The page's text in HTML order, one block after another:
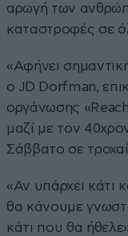
αρωγή των
καταστροφές σε
«Αφήνει
ο JD Dorfman,
οργάνωσης
μαζί με τον
Σάββατο σε
«Αν υπάρχει κάτι
θα κάνουμε
κάτι που θα